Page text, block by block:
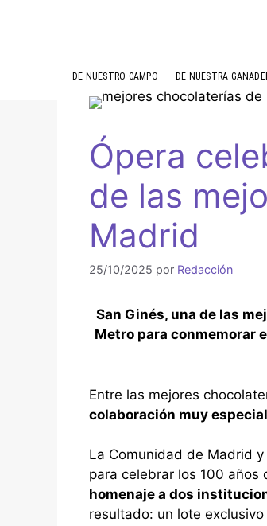
DE NUESTRO CAMPO DE NUESTRA
Ópera
de las
Madrid
25/10/2025 por Redacción
San Ginés, una de las
Metro para conmemorar
Entre las mejores
colaboración muy especial
La Comunidad de Madrid
para celebrar los 100 años
homenaje a dos
resultado: un lote